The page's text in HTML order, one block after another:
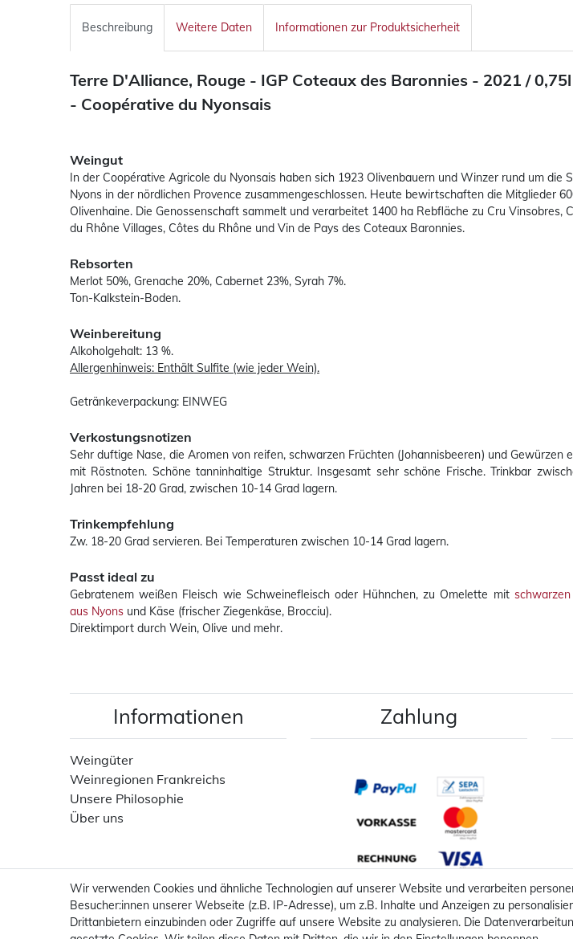
Beschreibung Weitere Daten Informationen zur Produktsicherheit
Terre D'Alliance, Rouge - IGP Coteaux des Baronnies - 2021 /0,75l
- Coopérative du Nyonsais
Weingut
In der Coopérative Agricole du Nyonsais haben sich 1923 Olivenbauern und Winzer rund um die
Nyons in der nördlichen Provence zusammengeschlossen. Heute bewirtschaften die Mitglieder
Olivenhaine. Die Genossenschaft sammelt und verarbeitet 1400 ha Rebfläche zu Cru Vinsobres,
du Rhône Villages, Côtes du Rhône und Vin de Pays des Coteaux Baronnies.
Rebsorten
Merlot 50%, Grenache 20%, Cabernet 23%, Syrah 7%.
Ton-Kalkstein-Boden.
Weinbereitung
Alkoholgehalt: 13 %.
Allergenhinweis: Enthält Sulfite (wie jeder Wein).
Getränkeverpackung: EINWEG
Verkostungsnotizen
Sehr duftige Nase, die Aromen von reifen, schwarzen Früchten (Johannisbeeren) und Gewürzen
mit Röstnoten. Schöne tanninhaltige Struktur. Insgesamt sehr schöne Frische.Trinkbar
Jahren bei 18-20 Grad, zwischen 10-14 Grad lagern.
Trinkempfehlung
Zw. 18-20 Grad servieren. Bei Temperaturen zwischen 10-14 Grad lagern.
Passt ideal zu
Gebratenem weißen Fleisch wie Schweinefleisch oder Hühnchen, zu Omelette mit
aus Nyons und Käse (frischer Ziegenkäse, Brocciu).
Direktimport durch Wein, Olive und mehr.
Informationen
Weingüter
Weinregionen Frankreichs
Unsere Philosophie
Über uns
Zahlung
Mehr Informationen
Wir verwenden Cookies und ähnliche Technologien auf unserer Website und verarbeiten
Besucher:innen unserer Webseite (z.B. IP-Adresse), um z.B. Inhalte und Anzeigen zu
Drittanbietern einzubinden oder Zugriffe auf unsere Website zu analysieren. Die